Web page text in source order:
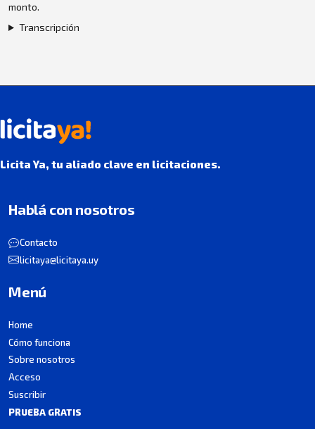
monto.
Transcripción
Licita Ya, tu aliado clave en licitaciones.
Hablá con nosotros
Contacto
licitaya@licitaya.uy
Menú
Home
Cómo funciona
Sobre nosotros
Acceso
Suscribir
PRUEBA GRATIS